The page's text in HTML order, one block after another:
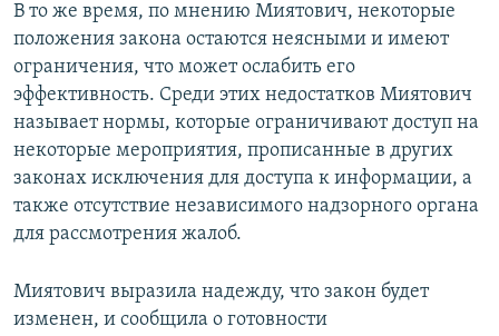
В то же время, по мнению Миятович, некоторые
положения закона остаются неясными и имеют
ограничения, что может ослабить его
эффективность. Среди этих недостатков Миятович
называет нормы, которые ограничивают доступ на
некоторые мероприятия, прописанные в других
законах исключения для доступа к информации, а
также отсутствие независимого надзорного органа
для рассмотрения жалоб.
Миятович выразила надежду, что закон будет
изменен, и сообщила о готовности